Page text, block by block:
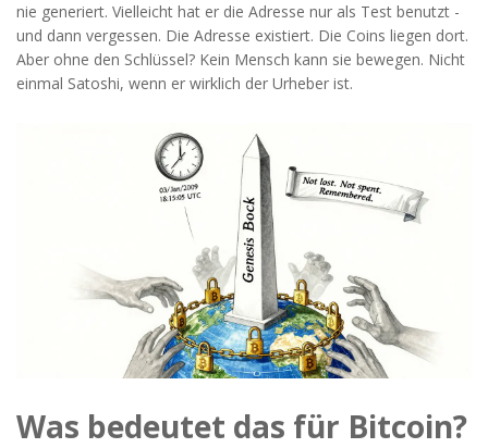
nie generiert. Vielleicht hat er die Adresse nur als Test benutzt -
und dann vergessen. Die Adresse existiert. Die Coins liegen dort.
Aber ohne den Schlüssel? Kein Mensch kann sie bewegen. Nicht
einmal Satoshi, wenn er wirklich der Urheber ist.
Was bedeutet das für Bitcoin?